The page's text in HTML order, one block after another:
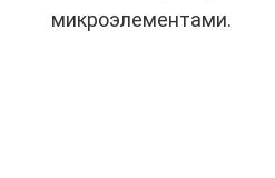
микроэлементами.